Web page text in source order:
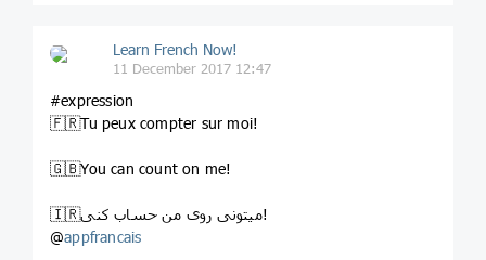
Learn French Now!
11 December 2017 12:47
#expression
🇫🇷Tu peux compter sur moi!
🇬🇧You can count on me!
🇮🇷میتونی روی من حساب کنی!
@appfrancais